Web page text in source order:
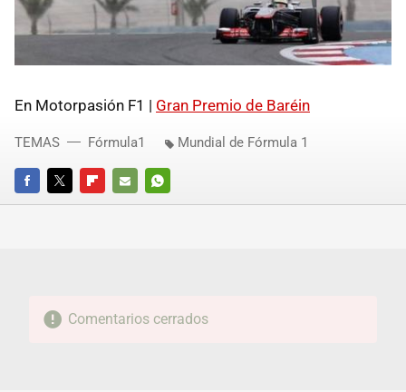
En Motorpasión F1 | Gran Premio de Baréin
FACEBOOKTWITTERFLIPBOARD
E-
WHATSAPP
TEMAS Fórmula1 Mundial de Fórmula 1
Comentarios cerrados